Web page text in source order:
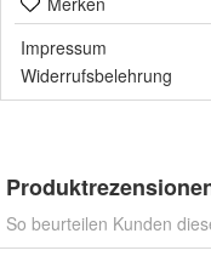
Impressum
Widerrufsbelehrung
So beurteilen Kunden